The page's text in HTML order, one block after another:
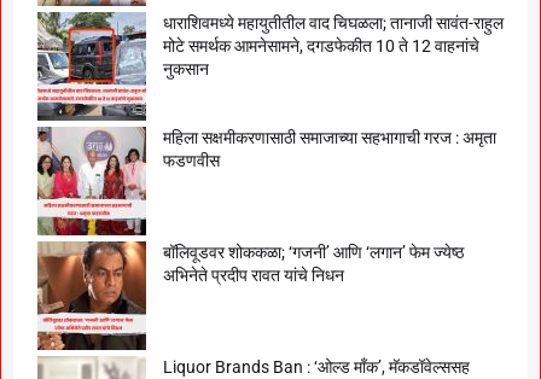
धाराशिवमध्ये महायुतीतील वाद चिघळला; तानाजी सावंत-राहुल
मोटे समर्थक आमनेसामने, दगडफेकीत 10 ते 12 वाहनांचे
नुकसान
महिला सक्षमीकरणासाठी समाजाच्या सहभागाची गरज : अमृता
फडणवीस
बॉलिवूडवर शोककळा; ‘गजनी’ आणि ‘लगान’ फेम ज्येष्ठ
अभिनेते प्रदीप रावत यांचे निधन
Liquor Brands Ban : ‘ओल्ड मॉंक’, मॅकडॉवेल्ससह